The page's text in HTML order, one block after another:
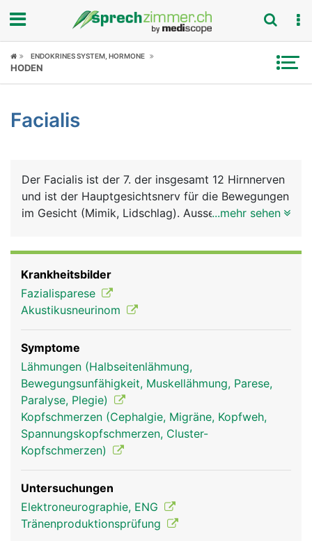
Fokus
Symptome
News
Rubriken
ENDOKRINES SYSTEM, HORMONE
HODEN
Facialis
Der Facialis ist der 7. der insgesamt 12 Hirnnerven
und ist der Hauptgesichtsnerv für die Bewegungen
im Gesicht (Mimik, Lidschlag). Ausserdem steuert
Facialis Frau Facialis Mann
...mehr sehen
Krankheitsbilder
Fazialisparese
Akustikusneurinom
Symptome
Lähmungen (Halbseitenlähmung,
Bewegungsunfähigkeit, Muskellähmung, Parese,
Paralyse, Plegie)
Kopfschmerzen (Cephalgie, Migräne, Kopfweh,
Spannungskopfschmerzen, Cluster-
Kopfschmerzen)
Untersuchungen
Elektroneurographie, ENG
Tränenproduktionsprüfung